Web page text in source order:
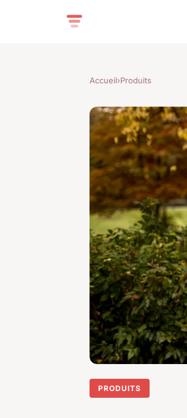
Accueil›Produits
PRODUITS